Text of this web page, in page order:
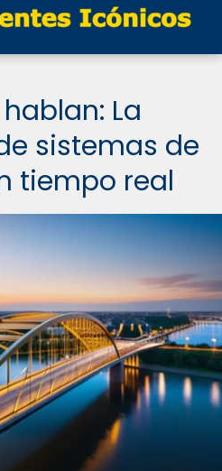
La
sistemas de
tiempo real